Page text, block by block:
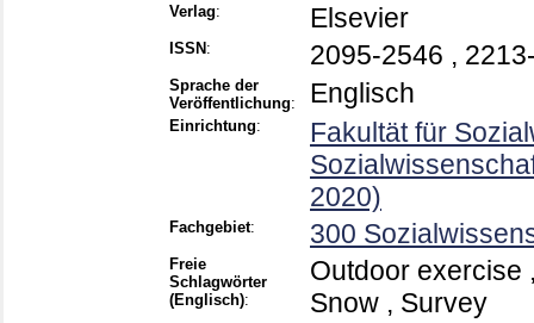
Verlag: Elsevier
ISSN : 2095-2546 ,
Sprache der
Veröffentlichung: Englisch
Einrichtung:
Fakultät für
2020)
Fachgebiet: 300
Freie
Schlagwörter
(Englisch):
Outdoor exercise
Snow , Survey